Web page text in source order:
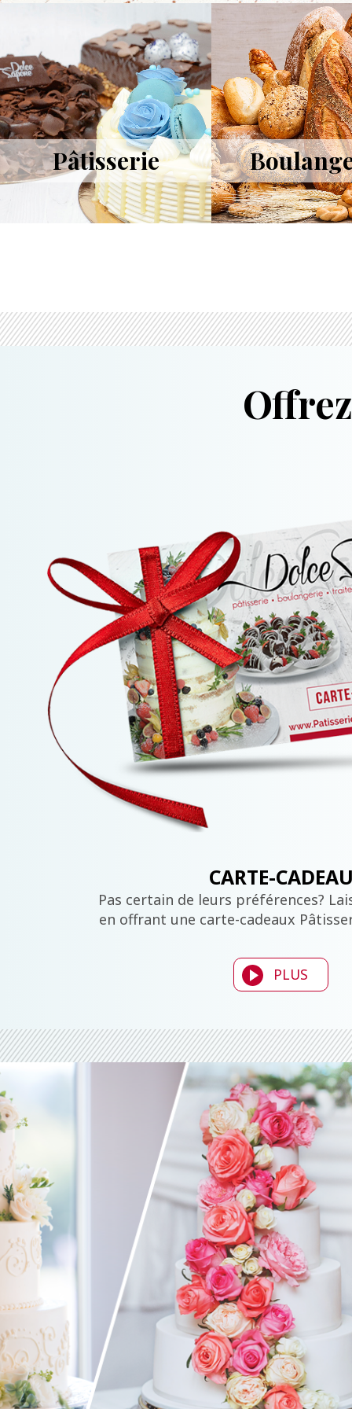
Pâtisserie
CARTE-
Pas certain de leurs préférences?
en offrant une carte-cadeaux
PLUS